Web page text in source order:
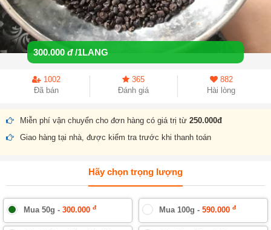
300.000 đ /1LANG
1002
Đã bán
365
Đánh giá
882
Hài lòng
Miễn phí vận chuyển cho đơn hàng có giá trị từ 250.000đ
Giao hàng tại nhà, được kiểm tra trước khi thanh toán
Hãy chọn trọng lượng
Mua 50g - 300.000 đ Mua 100g - 590.000 đ